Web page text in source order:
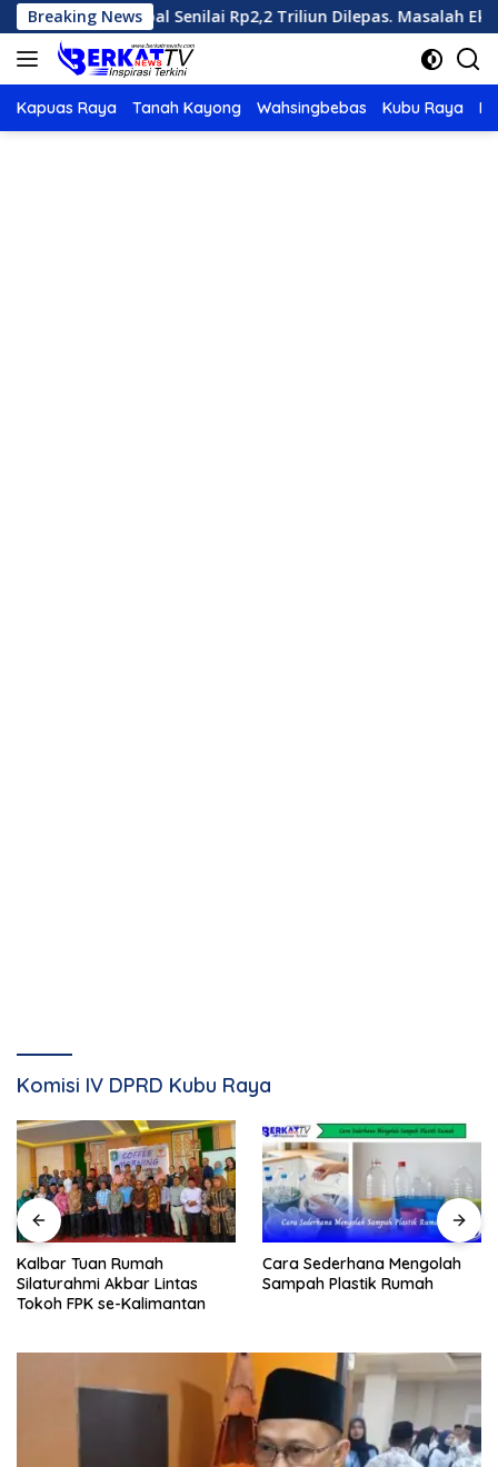
Langsung
ke
konten
Breaking News
100 Kapal Senilai Rp2,2 Triliun Dilepas. Masalah Ekspor
Kapuas Raya Tanah Kayong Wahsingbebas Kubu Raya
Komisi IV DPRD Kubu Raya
Kalbar Tuan Rumah
Silaturahmi Akbar Lintas
Tokoh FPK se-Kalimantan
Cara Sederhana Mengolah
Sampah Plastik Rumah